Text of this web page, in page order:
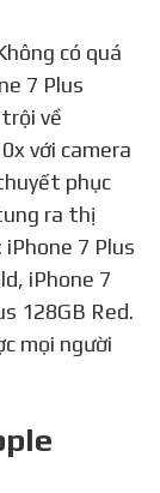
7 Plus
về
với camera
phục
ra thị
7 Plus
iPhone 7
128GB Red.
mọi người